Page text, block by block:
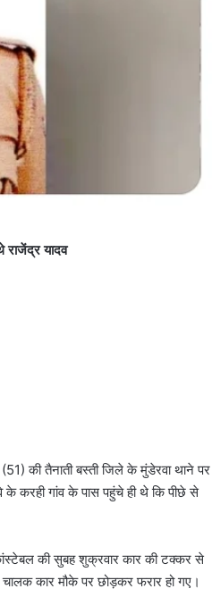
यादव
की तैनाती बस्ती जिले के मुंडेरवा थाने पर
करही गांव के पास पहुंचे ही थे कि पीछे से
की सुबह शुक्रवार कार की टक्कर से
चालक कार मौके पर छोड़कर फरार हो गए।